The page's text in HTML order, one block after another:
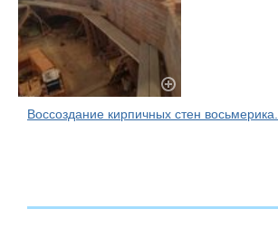
Воссоздание кирпичных стен восьмерика.